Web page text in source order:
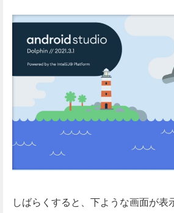
しばらくすると、下ような画面が表